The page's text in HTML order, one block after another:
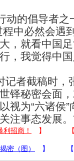
的倡导者之
程中必然会遇
，就看中国
，我觉得中
者截稿时，
铎秘密会面
视为“六诸侯
注事态发展